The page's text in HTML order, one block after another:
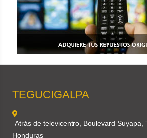
TEGUCIGALPA
Atrás de televicentro, Boulevard Suyapa,
Honduras